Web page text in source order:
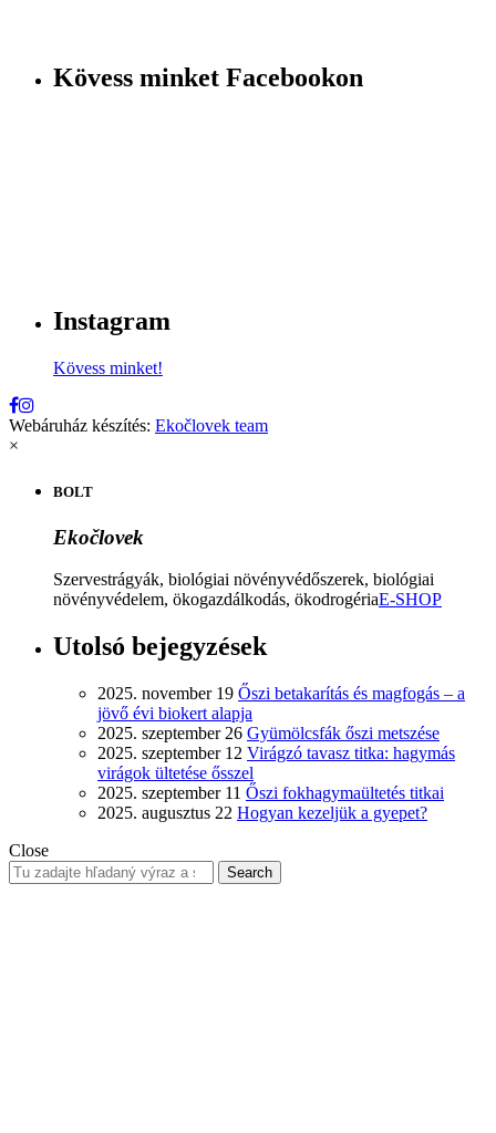
Kövess minket Facebookon
Instagram
Kövess minket!
Webáruház készítés: Ekočlovek team
×
BOLT
Ekočlovek
Szervestrágyák, biológiai növényvédőszerek, biológiai
növényvédelem, ökogazdálkodás, ökodrogériaE-SHOP
Utolsó bejegyzések
2025. november 19 Őszi betakarítás és magfogás – a
jövő évi biokert alapja
2025. szeptember 26 Gyümölcsfák őszi metszése
2025. szeptember 12 Virágzó tavasz titka: hagymás
virágok ültetése ősszel
2025. szeptember 11 Őszi fokhagymaültetés titkai
2025. augusztus 22 Hogyan kezeljük a gyepet?
Close